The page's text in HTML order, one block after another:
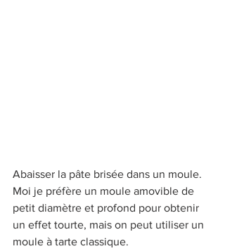
Abaisser la pâte brisée dans un moule.
Moi je préfère un moule amovible de
petit diamètre et profond pour obtenir
un effet tourte, mais on peut utiliser un
moule à tarte classique.